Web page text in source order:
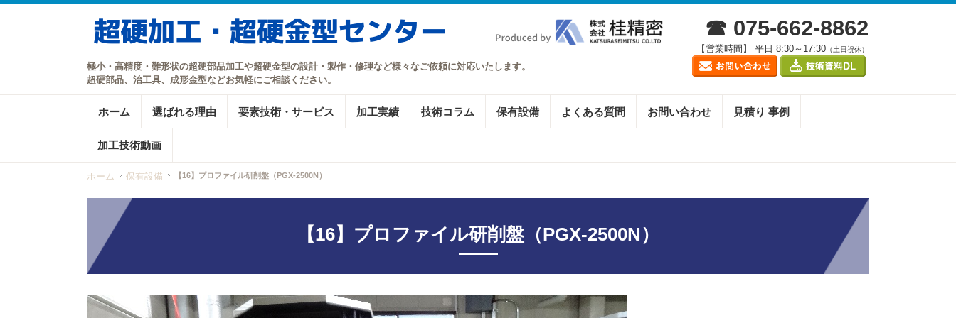
極小・高精度・難形状の超硬部品加工や超硬金型の設計・製作・修理など様々なご依頼に対応いたします。
超硬部品、治工具、成形金型などお気軽にご相談ください。
☎ 075-662-8862
【営業時間】 平日 8:30～17:30（土日祝休）
ホーム 選ばれる理由 要素技術・サービス 加工実績 技術コラム 保有設備 よくある質問 お問い合わせ 見積り 事例
加工技術動画
ホーム 保有設備 【16】プロファイル研削盤（PGX-2500N）
【16】プロファイル研削盤（PGX-2500N）